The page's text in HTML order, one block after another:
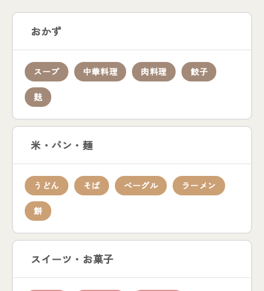
おかず
スープ 中華料理 肉料理 餃子
麸
米・パン・麺
うどん そば ベーグル ラーメン
餅
スイーツ・お菓子